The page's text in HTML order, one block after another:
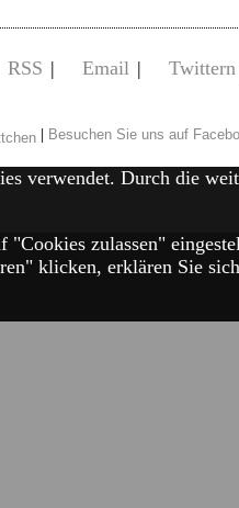
RSS | Email | Twittern
| Besuchen Sie uns auf
verwendet. Durch die
zulassen"
klicken, erklären Sie